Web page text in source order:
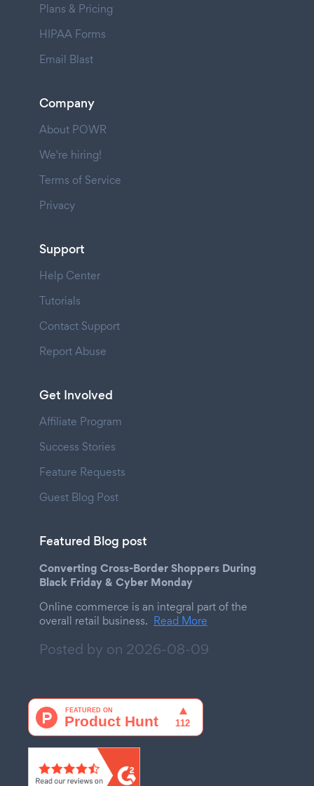
Plans & Pricing
HIPAA Forms
Email Blast
Company
About POWR
We're hiring!
Terms of Service
Privacy
Support
Help Center
Tutorials
Contact Support
Report Abuse
Get Involved
Affiliate Program
Success Stories
Feature Requests
Guest Blog Post
Featured Blog post
Converting Cross-Border Shoppers During
Black Friday & Cyber Monday
Online commerce is an integral part of the
overall retail business. Read More
Posted by on 2026-08-09